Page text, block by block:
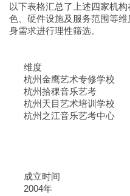
以下表格汇总了上述四家机
色、硬件设施及服务范围等
身需求进行理性筛选。
维度
杭州金鹰艺术专修学校
杭州拾稞音乐艺考
杭州天目艺术培训学校
杭州之江音乐艺考中心
成立时间
2004年